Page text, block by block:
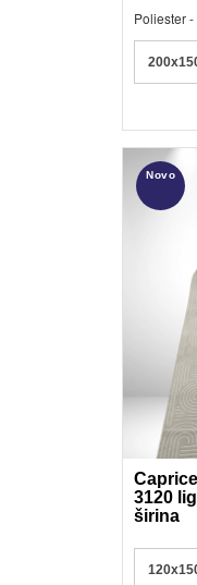
Poliester
Novo
3120
širina
Poliester